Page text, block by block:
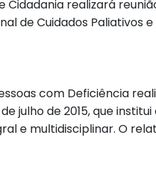
Cidadania realizará
de Cuidados
com Deficiência
de julho de 2015, que
e multidisciplinar. O